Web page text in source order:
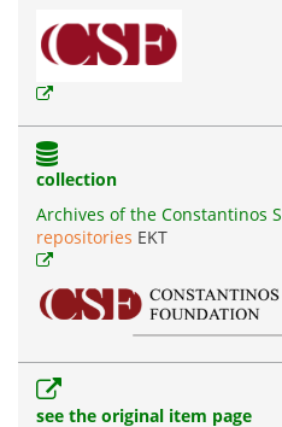
collection
Archives of the Constantinos
repositories EKT
see the original item page